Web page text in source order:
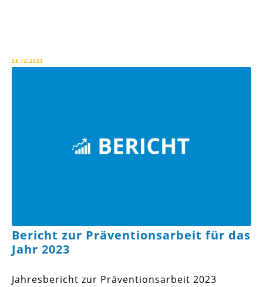
28.12.2023
Bericht zur Präventionsarbeit für das
Jahr 2023
Jahresbericht zur Präventionsarbeit 2023